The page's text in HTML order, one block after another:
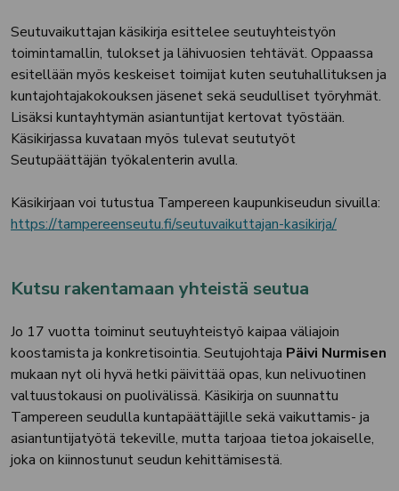
Seutuvaikuttajan käsikirja esittelee seutuyhteistyön
toimintamallin, tulokset ja lähivuosien tehtävät. Oppaassa
esitellään myös keskeiset toimijat kuten seutuhallituksen ja
kuntajohtajakokouksen jäsenet sekä seudulliset työryhmät.
Lisäksi kuntayhtymän asiantuntijat kertovat työstään.
Käsikirjassa kuvataan myös tulevat seututyöt
Seutupäättäjän työkalenterin avulla.
Käsikirjaan voi tutustua Tampereen kaupunkiseudun sivuilla:
https://tampereenseutu.fi/seutuvaikuttajan-kasikirja/
Kutsu rakentamaan yhteistä seutua
Jo 17 vuotta toiminut seutuyhteistyö kaipaa väliajoin
koostamista ja konkretisointia. Seutujohtaja Päivi Nurmisen
mukaan nyt oli hyvä hetki päivittää opas, kun nelivuotinen
valtuustokausi on puolivälissä. Käsikirja on suunnattu
Tampereen seudulla kuntapäättäjille sekä vaikuttamis- ja
asiantuntijatyötä tekeville, mutta tarjoaa tietoa jokaiselle,
joka on kiinnostunut seudun kehittämisestä.